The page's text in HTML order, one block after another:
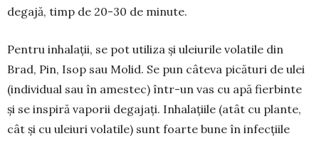
de­gajă, timp de 20-30 de minute.
Pentru inhalații, se pot uti­liza și uleiurile vo­latile din
Brad, Pin, Isop sau Molid. Se pun câteva picături de ulei
(individual sau în amestec) în­tr-un vas cu apă fierbinte
și se in­spiră vaporii dega­jați. Inha­lațiile (atât cu plante,
cât și cu uleiuri vola­tile) sunt foarte bune în infecțiile